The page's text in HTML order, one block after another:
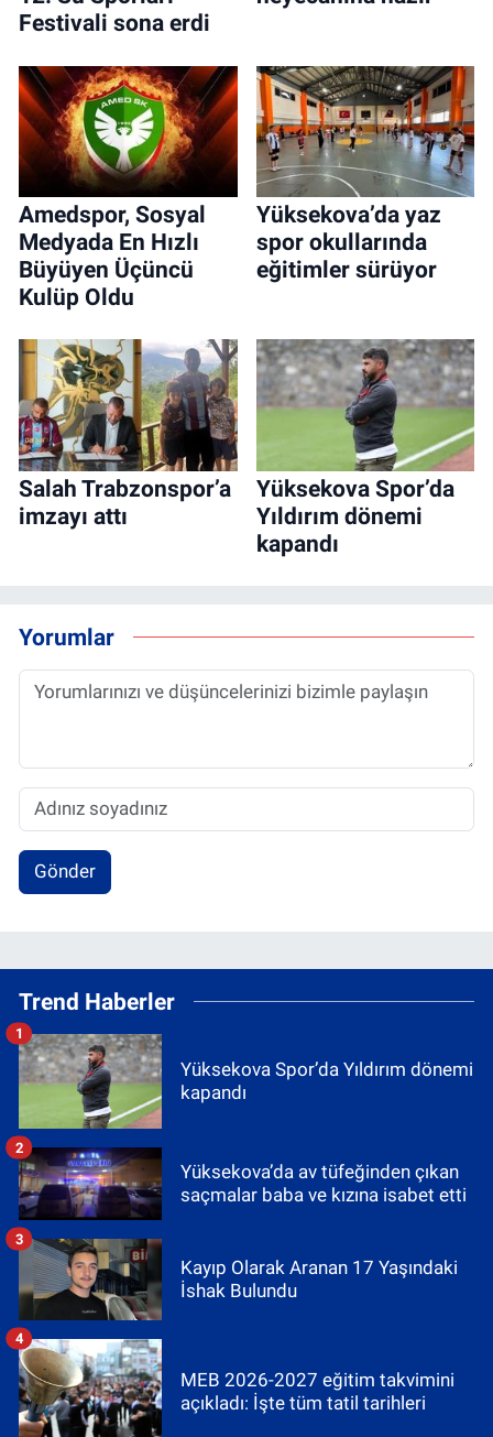
Festivali sona erdi
Amedspor, Sosyal
Medyada En Hızlı
Büyüyen Üçüncü
Kulüp Oldu
Yüksekova’da yaz
spor okullarında
eğitimler sürüyor
Salah Trabzonspor’a
imzayı attı
Yüksekova Spor’da
Yıldırım dönemi
kapandı
Yorumlar
Gönder
Trend Haberler
Yüksekova Spor’da Yıldırım dönemi
kapandı
1
Yüksekova’da av tüfeğinden çıkan
saçmalar baba ve kızına isabet etti
2
Kayıp Olarak Aranan 17 Yaşındaki
İshak Bulundu
3
MEB 2026-2027 eğitim takvimini
açıkladı: İşte tüm tatil tarihleri
4